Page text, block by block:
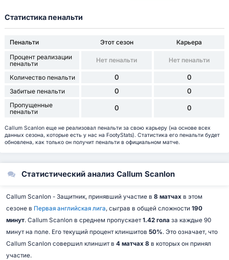
Статистика пенальти
Пенальти Этот сезон
Карьера
Процент реализации
пенальти
Нет пенальти Нет пенальти
Количество пенальти 0 0
Забитые пенальти 0 0
Пропущенные
пенальти
0 0
Callum Scanlon еще не реализовал пенальти за свою карьеру (на основе всех
данных сезона, которые есть у нас на FootyStats). Статистика его пенальти будет
обновлена, как только он получит пенальти в официальном матче.
Статистический анализ Callum Scanlon
Callum Scanlon - Защитник, принявший участие в 8 матчахв этом
сезоне в Первая английская лига, сыграв в общей сложности 190
минут. Callum Scanlon в среднем пропускает1.42 гола за каждые 90
минут на поле. Его текущий процент клиншитов 50%. Это означает, что
Callum Scanlon совершил клиншит в 4 матчах 8 в которых он принял
участие.